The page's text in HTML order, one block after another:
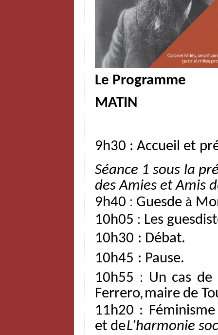
Le Programme
MATIN
9h30 : Accueil et
Séance 1 sous la
des Amies et Amis
9h40 : Guesde à
10h05 : Les
10h30 : Débat.
10h45 : Pause.
10h55 : Un cas de
Ferrero,maire de
11h20 :
et deL’harmonie